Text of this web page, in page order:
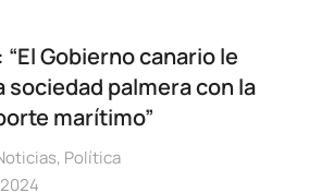
Gobierno canario le
sociedad palmera con la
marítimo”
, Política